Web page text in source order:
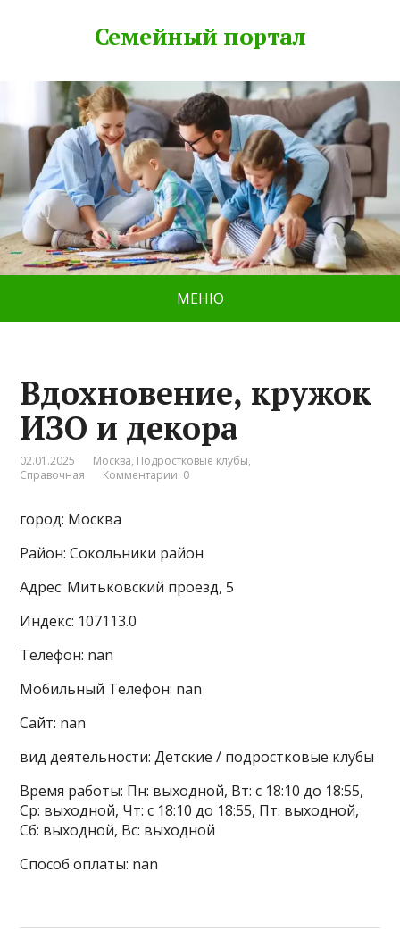
Семейный портал
МЕНЮ
Вдохновение, кружок
ИЗО и декора
02.01.2025 Москва, Подростковые клубы,
Справочная
Комментарии: 0
город: Москва
Район: Сокольники район
Адрес: Митьковский проезд, 5
Индекс: 107113.0
Телефон: nan
Мобильный Телефон: nan
Сайт: nan
вид деятельности: Детские / подростковые клубы
Время работы: Пн: выходной, Вт: с 18:10 до 18:55,
Ср: выходной, Чт: с 18:10 до 18:55, Пт: выходной,
Сб: выходной, Вс: выходной
Способ оплаты: nan